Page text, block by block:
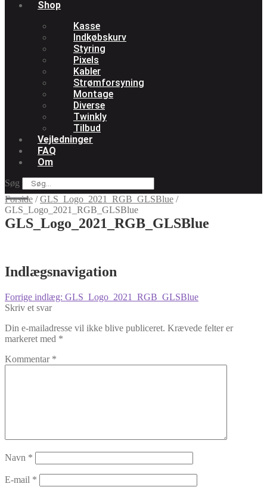
Shop
Kasse
Indkøbskurv
Styring
Pixels
Kabler
Strømforsyning
Montage
Diverse
Twinkly
Tilbud
Vejledninger
FAQ
Om
Søg
Forside /GLS_Logo_2021_RGB_GLSBlue /
GLS_Logo_2021_RGB_GLSBlue
GLS_Logo_2021_RGB_GLSBlue
Indlægsnavigation
Forrige indlæg: GLS_Logo_2021_RGB_GLSBlue
Skriv et svar
Din e-mailadresse vil ikke blive publiceret. Krævede felter er
markeret med *
Kommentar *
Navn *
E-mail *